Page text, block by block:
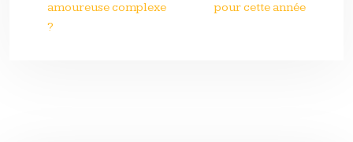
amoureuse complexe
?
pour cette année